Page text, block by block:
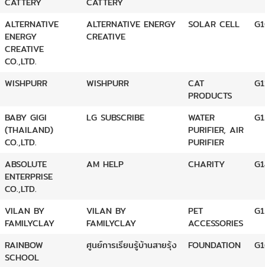
ALTERNATIVE
ENERGY
CREATIVE
CO.,LTD.
ALTERNATIVE ENERGY
CREATIVE
SOLAR CELL
WISHPURR WISHPURR
CAT
PRODUCTS
BABY GIGI
(THAILAND)
CO.,LTD.
LG SUBSCRIBE
WATER
PURIFIER, AIR
PURIFIER
ABSOLUTE
ENTERPRISE
CO.,LTD.
AM HELP CHARITY
VILAN BY
FAMILYCLAY
VILAN BY
FAMILYCLAY
PET
ACCESSORIES
RAINBOW
SCHOOL
ศูนย์การเรียนรู้บ้านสายรุ้ง FOUNDATION